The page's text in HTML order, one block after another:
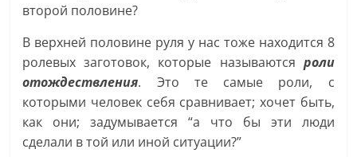
второй половине?
В верхней половине руля у нас тоже находится 8
ролевых заготовок, которые называются роли
отождествления. Это те самые роли, с
которыми человек себя сравнивает; хочет быть,
как они; задумывается “а что бы эти люди
сделали в той или иной ситуации?”